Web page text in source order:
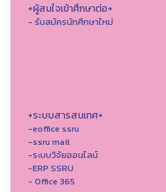
+ผู้สนใจเข้าศึกษาต่อ+
- รับสมัครนักศึกษาใหม่
+ระบบสารสนเทศ+
-eoffice ssru
-ssru mail
-ระบบวิจัยออนไลน์
-ERP SSRU
- Office 365